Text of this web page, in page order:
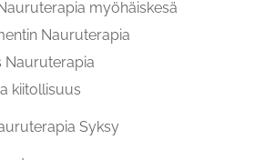
myöhäiskesä
Nauruterapia
Nauruterapia
kiitollisuus
Syksy